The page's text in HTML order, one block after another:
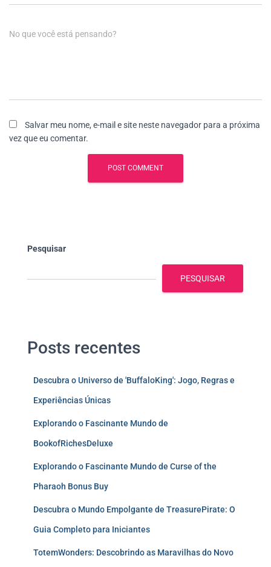
No que você está pensando?
Salvar meu nome, e-mail e site neste navegador para a próxima
vez que eu comentar.
Pesquisar
PESQUISAR
Posts recentes
Descubra o Universo de 'BuffaloKing': Jogo, Regras e
Experiências Únicas
Explorando o Fascinante Mundo de
BookofRichesDeluxe
Explorando o Fascinante Mundo de Curse of the
Pharaoh Bonus Buy
Descubra o Mundo Empolgante de TreasurePirate: O
Guia Completo para Iniciantes
TotemWonders: Descobrindo as Maravilhas do Novo